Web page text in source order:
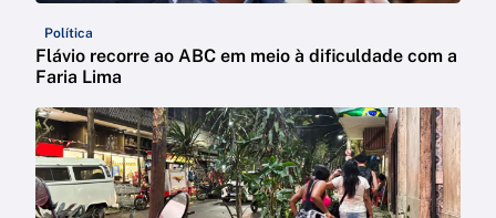
Política
Flávio recorre ao ABC em meio à dificuldade com a
Faria Lima